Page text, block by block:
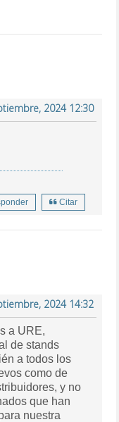
2024 12:30
Citar
2024 14:32
a URE,
de stands
a todos los
como de
y no
que han
nuestra